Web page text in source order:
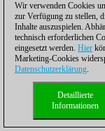
Datenschutzhinweis|
© 2017 ChessBase
Wir verwenden Cookies
zur Verfügung zu stellen,
Inhalte auszuspielen.
technisch erforderlichen
eingesetzt werden. Hier
Marketing-Cookies
Datenschutzerklärung.
Detaillierte
Informationen